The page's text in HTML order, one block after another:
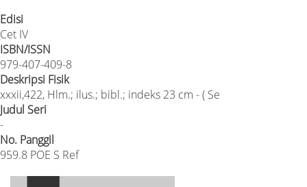
Edisi
Cet IV
ISBN/ISSN
979-407-409-8
Deskripsi Fisik
xxxii,422, Hlm.; ilus.; bibl.; indeks 23 cm - ( Se
Judul Seri
-
No. Panggil
959.8 POE S Ref